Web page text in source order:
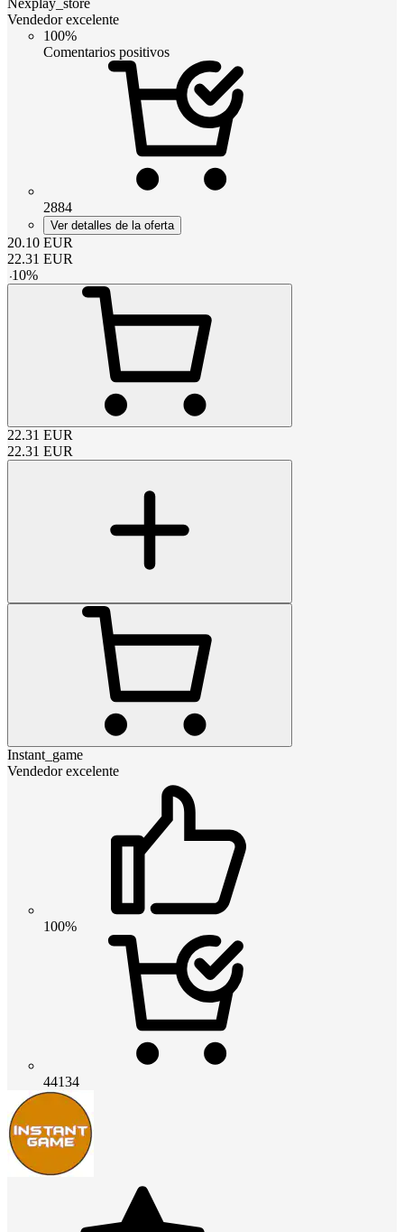
Vendedor excelente
100%
Comentarios positivos
2884
Ver detalles de la oferta
20.10 EUR
22.31 EUR
-10%
22.31 EUR
22.31 EUR
Instant_game
Vendedor excelente
100%
44134